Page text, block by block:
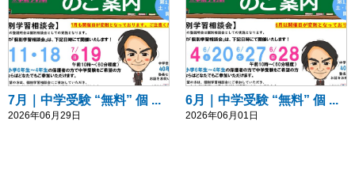
7月｜中学受験 “無料” 個 ...
2026年06月29日
6月｜中学受験 “無料” 個 ...
2026年06月01日